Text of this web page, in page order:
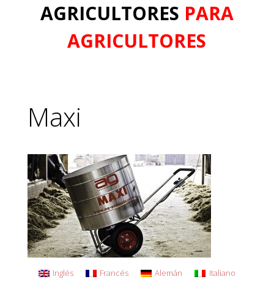
AGRICULTORES PARA
AGRICULTORES
Maxi
Inglés Francés Alemán Italiano